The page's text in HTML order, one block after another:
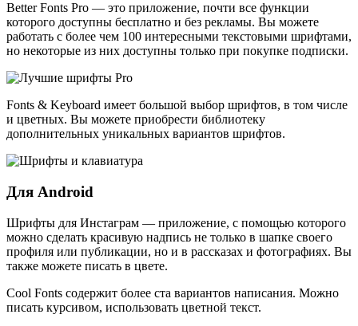
Better Fonts Pro — это приложение, почти все функции
которого доступны бесплатно и без рекламы. Вы можете
работать с более чем 100 интересными текстовыми шрифтами,
но некоторые из них доступны только при покупке подписки.
Fonts & Keyboard имеет большой выбор шрифтов, в том числе
и цветных. Вы можете приобрести библиотеку
дополнительных уникальных вариантов шрифтов.
Для Android
Шрифты для Инстаграм — приложение, с помощью которого
можно сделать красивую надпись не только в шапке своего
профиля или публикации, но и в рассказах и фотографиях. Вы
также можете писать в цвете.
Cool Fonts содержит более ста вариантов написания. Можно
писать курсивом, использовать цветной текст.